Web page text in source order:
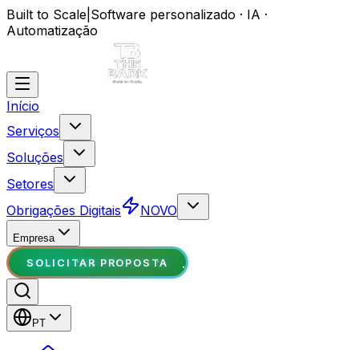
Built to Scale Software personalizado · IA ·
Automatização
Início
Serviços
Soluções
Setores
Obrigações Digitais
NOVO
Empresa
SOLICITAR PROPOSTA
PT